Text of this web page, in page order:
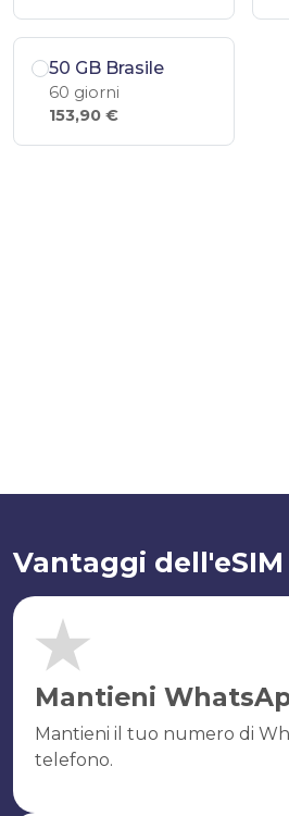
50 GB Brasile
60 giorni
153,90 €
Vantaggi dell'eSIM
Mantieni
Mantieni il tuo numero di
telefono.